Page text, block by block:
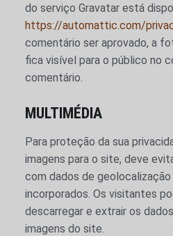
do serviço Gravatar está
https://automattic.com/
comentário ser aprovado, a
fica visível para o público no
comentário.
MULTIMÉDIA
Para proteção da sua
imagens para o site, deve
com dados de geolocalização
incorporados. Os visitantes
descarregar e extrair os
imagens do site.